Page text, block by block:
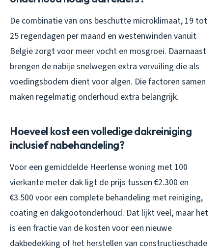
De combinatie van ons beschutte microklimaat, 19 tot
25 regendagen per maand en westenwinden vanuit
België zorgt voor meer vocht en mosgroei. Daarnaast
brengen de nabije snelwegen extra vervuiling die als
voedingsbodem dient voor algen. Die factoren samen
maken regelmatig onderhoud extra belangrijk.
Hoeveel kost een volledige dakreiniging
inclusief nabehandeling?
Voor een gemiddelde Heerlense woning met 100
vierkante meter dak ligt de prijs tussen €2.300 en
€3.500 voor een complete behandeling met reiniging,
coating en dakgootonderhoud. Dat lijkt veel, maar het
is een fractie van de kosten voor een nieuwe
dakbedekking of het herstellen van constructieschade